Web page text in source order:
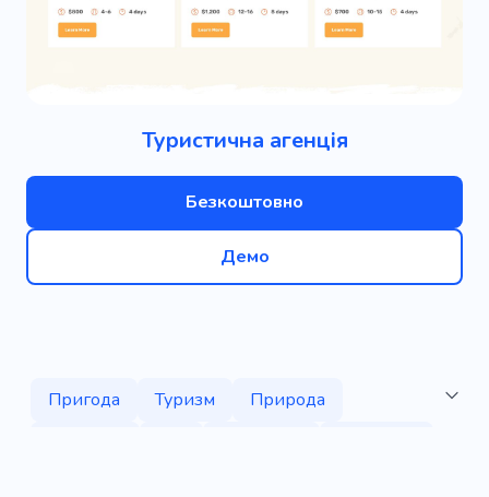
Туристична агенція
Безкоштовно
Демо
Пригода Туризм
Природа